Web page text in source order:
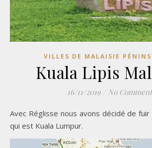
VILLES DE MALAISIE
Kuala Lipis
16/11/2019 / No
Avec Réglisse nous avons décidé de fuir cette grande ville
qui est Kuala Lumpur.